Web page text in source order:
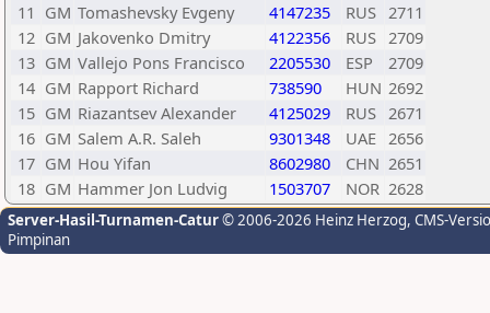
11 GM Tomashevsky Evgeny 4147235 RUS 2711
12 GM Jakovenko Dmitry 4122356 RUS 2709
13 GM Vallejo Pons Francisco 2205530 ESP
2709
14 GM Rapport Richard 738590 HUN 2692
15 GM Riazantsev Alexander 4125029 RUS 2671
16 GM Salem A.R. Saleh 9301348 UAE 2656
17 GM Hou Yifan 8602980 CHN 2651
18 GM Hammer Jon Ludvig 1503707 NOR 2628
Server-Hasil-Turnamen-Catur© 2006-2026 Heinz Herzog, CMS-
Pimpinan